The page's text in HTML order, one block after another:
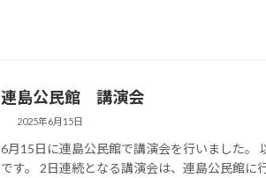
連島公民館 講演会
2025年6月15日
6月15日に連島公民館で講演会を行いました。
です。 2日連続となる講演会は、連島公民館に